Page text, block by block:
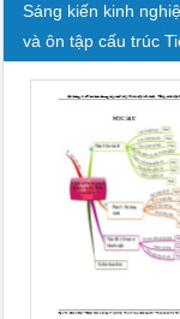
Sáng kiến kinh
và ôn tập cấu trúc